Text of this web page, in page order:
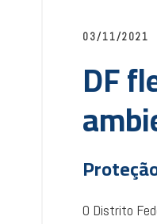
03/11/2021
DF
O Distrito